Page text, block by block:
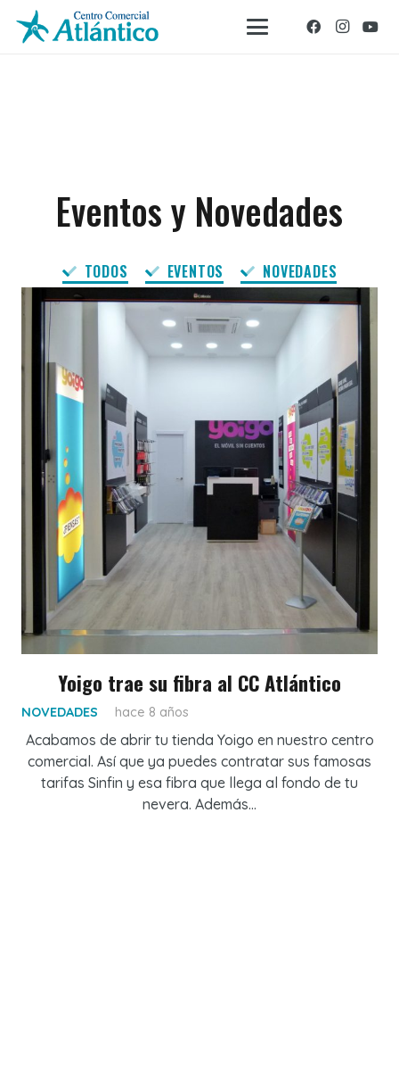
Eventos y Novedades
TODOS EVENTOS NOVEDADES
Yoigo trae su fibra al CC Atlántico
NOVEDADES hace 8 años
Acabamos de abrir tu tienda Yoigo en nuestro centro
comercial. Así que ya puedes contratar sus famosas
tarifas Sinfin y esa fibra que llega al fondo de tu
nevera. Además…